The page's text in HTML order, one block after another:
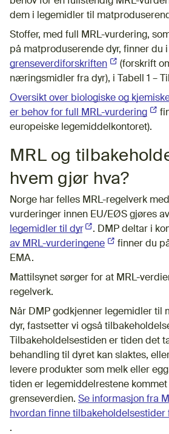
dem i legemidler til
Stoffer, med full MRL-vurdering,
på matproduserende dyr, finner du i
grenseverdiforskriften (Ekstern
(forskrift
næringsmidler fra dyr), i Tabell 1 –
Oversikt over biologiske og
er behov for full MRL-vurdering
europeiske legemiddelkontoret).
MRL og
hvem gjør hva?
Norge har felles MRL-regelverk
vurderinger innen EU/EØS gjøres av
legemidler til dyr(Ekstern lenke)
. DMP deltar i
av MRL-vurderingene (Ekstern lenke)
finner du
EMA.
Mattilsynet sørger for at MRL-
regelverk.
Når DMP godkjenner legemidler til
dyr, fastsetter vi også
Tilbakeholdelsestiden er tiden det
behandling til dyret kan slaktes,
levere produkter som melk eller
tiden er legemiddelrestene
grenseverdien. Se informasjon fra
hvordan finne tilbakeholdelsestider
.